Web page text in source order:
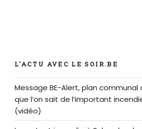
L'ACTU AVEC LE SOIR.BE
Message BE-Alert, plan communal
que l’on sait de l’important
(vidéo)